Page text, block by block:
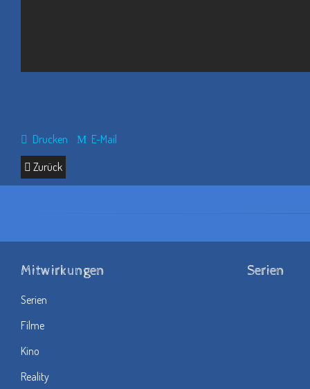
Drucken
E-Mail
Zurück
Mitwirkungen
Serien
Filme
Kino
Reality
Serien